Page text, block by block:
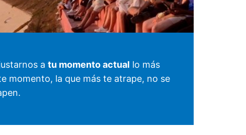
a tu momento actual lo más
momento, la que más te atrape, no se